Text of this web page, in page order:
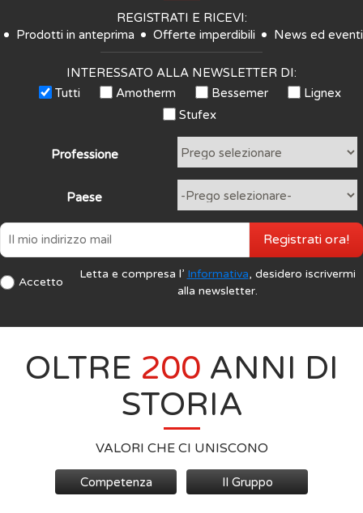
REGISTRATI E RICEVI:
Prodotti in anteprima
Offerte imperdibili News ed eventi
INTERESSATO ALLA NEWSLETTER DI:
Tutti
Amotherm Bessemer
Lignex
Stufex
Professione
Paese
Accetto
Letta e compresa l’ Informativa, desidero iscrivermi
alla newsletter.
Registrati ora!
OLTRE 200 ANNI DI
STORIA
VALORI CHE CI UNISCONO
Competenza Il Gruppo